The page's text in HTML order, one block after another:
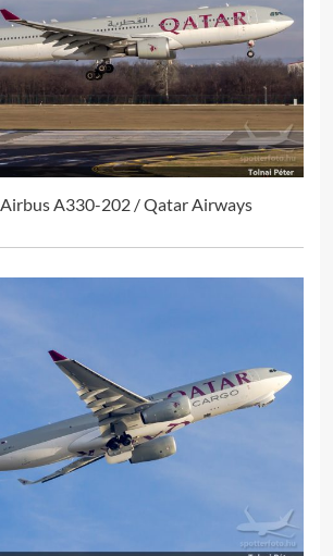
A330-202 / Qatar Airways